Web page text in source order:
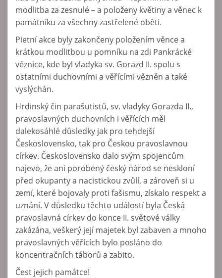
modlitba za zesnulé – a položeny květiny a věnec k
památníku za všechny zastřelené oběti.
Pietní akce byly zakončeny položením věnce a
krátkou modlitbou u pomníku na zdi Pankrácké
věznice, kde byl vladyka sv. Gorazd II. spolu s
ostatními duchovními a věřícími vězněn a také
vyslýchán.
Hrdinský čin parašutistů, sv. vladyky Gorazda II.,
pravoslavných duchovních i věřících měl
dalekosáhlé důsledky jak pro tehdejší
Československo, tak pro Českou pravoslavnou
církev. Československo dalo svým spojencům
najevo, že ani porobený český národ se neskloní
před okupanty a nacistickou zvůlí, a zároveň si u
zemí, které bojovaly proti fašismu, získalo respekt a
uznání. V důsledku těchto událostí byla Česká
pravoslavná církev do konce II. světové války
zakázána, veškerý její majetek byl zabaven a mnoho
pravoslavných věřících bylo posláno do
koncentračních táborů a zabito.
Čest jejich památce!